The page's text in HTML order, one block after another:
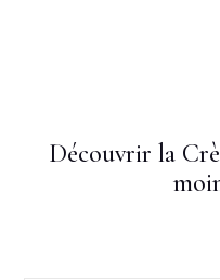
Découvrir la